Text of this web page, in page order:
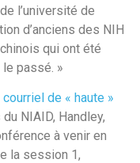
l’université de
d’anciens des NIH
qui ont été
passé. »
courriel de « haute »
NIAID, Handley,
à venir en
la session 1,